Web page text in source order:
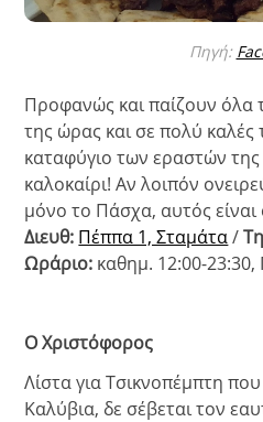
Πηγή:
Προφανώς και παίζουν
της ώρας και σε πολύ καλές
καταφύγιο των εραστών
καλοκαίρι! Αν λοιπόν
μόνο το Πάσχα, αυτός
Διευθ: Πέππα 1, Σταμάτα/
Ωράριο: καθημ. 12:00-
Ο Χριστόφορος
Λίστα για Τσικνοπέμπτη
Καλύβια, δε σέβεται τον